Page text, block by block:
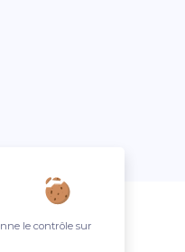
le contrôle sur